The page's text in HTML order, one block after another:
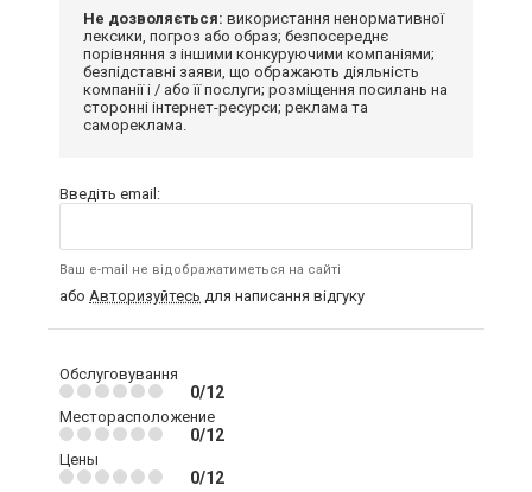
Не дозволяється: використання ненормативної
лексики, погроз або образ; безпосереднє
порівняння з іншими конкуруючими компаніями;
безпідставні заяви, що ображають діяльність
компанії і / або її послуги; розміщення посилань на
сторонні інтернет-ресурси; реклама та
самореклама.
Введіть email:
Ваш e-mail не відображатиметься на сайті
або Авторизуйтесь для написання відгуку
Обслуговування
0/12
Месторасположение
0/12
Цены
0/12